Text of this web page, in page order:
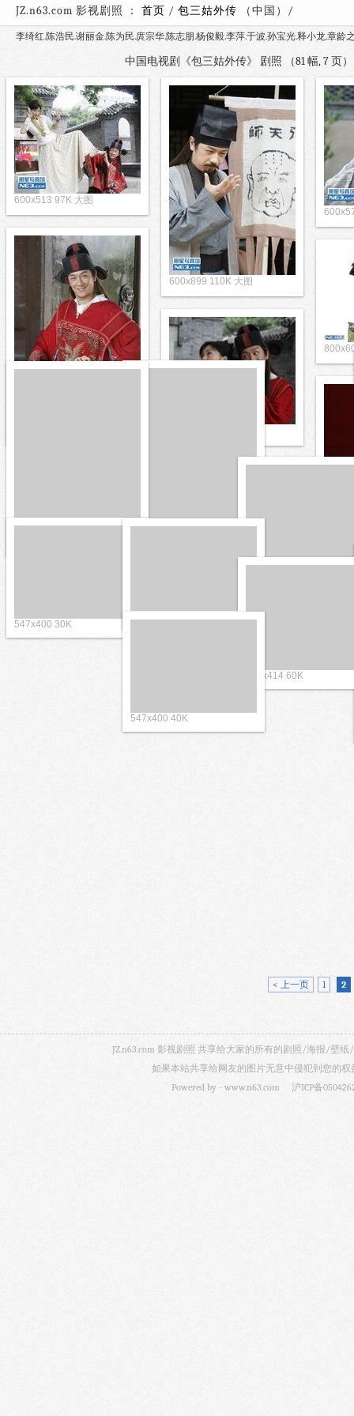
JZ.n63.com 影视剧照 ： 首页 / 包三姑外传 （中国
李绮红.陈浩民.谢丽金.陈为民.庹宗华.陈志朋.杨俊毅.李萍.于波.孙宝光.释小龙.章
中国电视剧《包三姑外传》 剧照 （81 幅, 7
600x513 97K 大图
600x899 110K 大图
490x653 105K
< 上一页 1 2
JZ.n63.com 影视剧照 共享给大家的所有的剧照/海报/壁
如果本站共享给网友的图片无意中侵犯到您的
Powered by - www.n63.com 沪ICP备